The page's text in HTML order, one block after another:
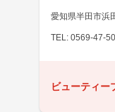
愛知県半田市浜
TEL: 0569-47-
ビューティー